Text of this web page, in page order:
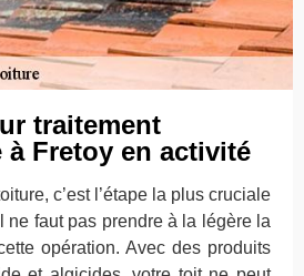
traitement
à Fretoy en activité
c’est l’étape la plus cruciale
ne faut pas prendre à la légère la
opération. Avec des produits